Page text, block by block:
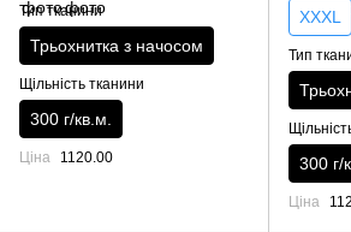
Тип тканини
Трьохнитка з начосом
Щільність тканини
300 г/кв.м.
Ціна 1120.00
XXXL
Тип
300 г/
Ціна